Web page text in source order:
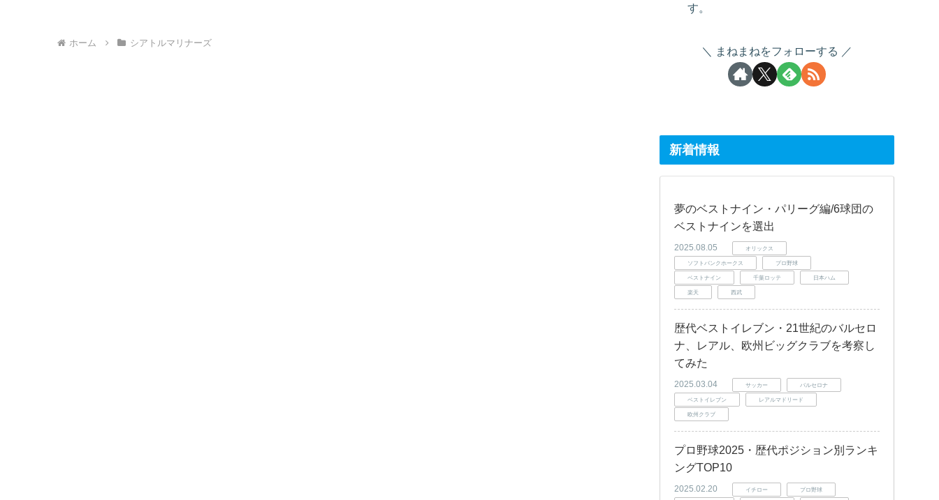
ホーム シアトルマリナーズ
す。
まねまねをフォローする
新着情報
夢のベストナイン・パリーグ編/6球団の
ベストナインを選出
2025.08.05 オリックス
ソフトバンクホークス プロ野球
ベストナイン 千葉ロッテ 日本ハム
楽天 西武
歴代ベストイレブン・21世紀のバルセロ
ナ、レアル、欧州ビッグクラブを考察し
てみた
2025.03.04 サッカー バルセロナ
ベストイレブン レアルマドリード
欧州クラブ
プロ野球2025・歴代ポジション別ランキ
ングTOP10
2025.02.20 イチロー プロ野球